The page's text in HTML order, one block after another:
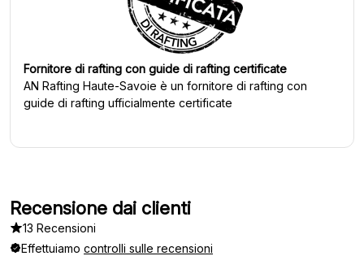
Fornitore di rafting con guide di rafting certificate
AN Rafting Haute-Savoie è un fornitore di rafting con
guide di rafting ufficialmente certificate
Recensione dai clienti
13 Recensioni
Effettuiamo controlli sulle recensioni